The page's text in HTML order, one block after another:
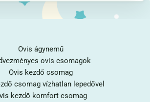
Ovis ágynemű
ovis csomagok
Ovis kezdő csomag
csomag vízhatlan lepedővel
kezdő komfort csomag